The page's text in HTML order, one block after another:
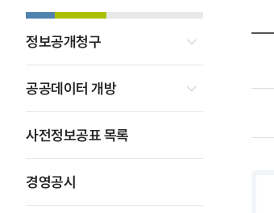
정보공개청구
공공데이터 개방
사전정보공표 목록
경영공시